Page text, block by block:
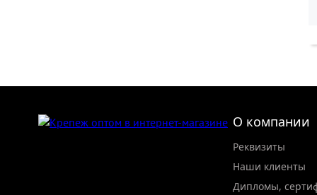
О компании
Реквизиты
Наши клиенты
Дипломы,